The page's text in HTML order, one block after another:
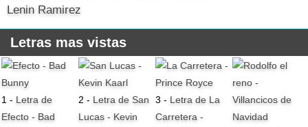
Lenin Ramirez
Letras mas vistas
1 - Letra de
Efecto - Bad
2 - Letra de San
Lucas - Kevin
3 - Letra de La
Carretera -